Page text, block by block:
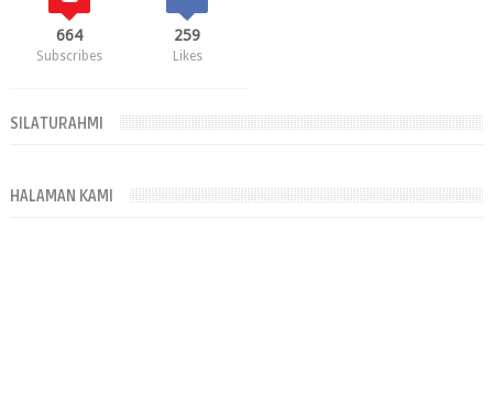
664
Subscribes
259
Likes
SILATURAHMI
HALAMAN KAMI